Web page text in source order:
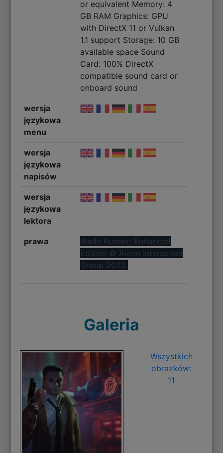
or equivalent Memory: 4
GB RAM Graphics: GPU
with DirectX 11 or Vulkan
1.1 support Storage: 10 GB
available space Sound
Card: 100% DirectX
compatible sound card or
onboard sound
wersja
językowa
menu
wersja
językowa
napisów
wersja
językowa
lektora
prawa
Blade Runner: Enhanced
Edition © Alcon Interactive
Group 2022.
Galeria
Wszystkich
obrazków:
11